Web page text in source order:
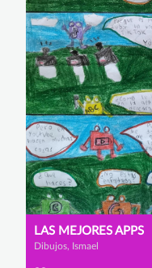
LAS MEJORES APPS
Dibujos, Ismael